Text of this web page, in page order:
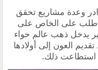
وعدة مشاريع تحقق
على الخاص على
يدخل ذهب عالم حواء
العون إلى أولادها
استطاعت ذلك.